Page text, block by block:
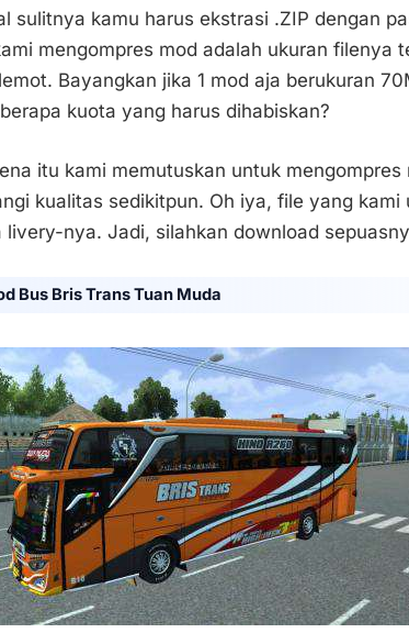
sulitnya kamu harus ekstrasi .ZIP dengan
mengompres mod adalah ukuran filenya
Bayangkan jika 1 mod aja berukuran
kuota yang harus dihabiskan?
itu kami memutuskan untuk
kualitas sedikitpun. Oh iya, file yang
livery-nya. Jadi, silahkan download
Bus Bris Trans Tuan Muda